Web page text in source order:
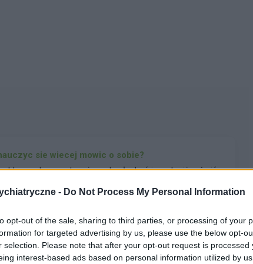
- Do Not Process My Personal Information
opt-out of the sale, sharing to third parties, or processing of your
for targeted advertising by us, please use the below opt-
selection. Please note that after your opt-out request is processed
interest-based ads based on personal information utilized by
sie wiecej mowic o sobie?
polega na tym że wole słuchać innych niż mówić.
np po świętach i wizytach rodzinnych,
o sobie, jak duże podwórko mają i co będą z tym
służbowach i szkoleniach a ja zadawałam pytania(z
po rodzinnym spotkaniu wiem o nich dosłownie
zajmuje! Bo samej jest mi głupio tak mówić,
jak coś powiem to nikt nie zadaje pytań i jest cisza, o
męczące, bycie cichym i nie mówię nic o sobie
w manii i później